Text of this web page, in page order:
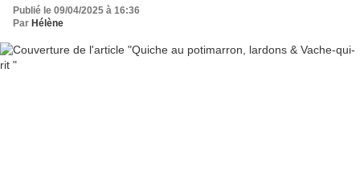
Publié le 09/04/2025 à 16:36
Par Hélène